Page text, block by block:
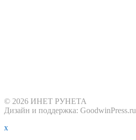
© 2026 ИНЕТ РУНЕТА
Дизайн и поддержка: GoodwinPress.ru
x